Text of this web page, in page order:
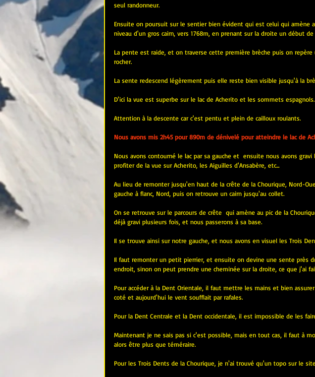
seul randonneur.
Ensuite on poursuit sur le sentier bien évident qui est celui qui amène
niveau d'un gros cairn, vers 1768m, en prenant sur la droite un début de
La pente est raide, et on traverse cette première brèche puis on
rocher.
La sente redescend légèrement puis elle reste bien visible jusqu'à la
D'ici la vue est superbe sur le lac de Acherito et les sommets espagnols.
Attention à la descente car c'est pentu et plein de cailloux roulants.
Nous avons mis 2h45 pour 890m de dénivelé pour atteindre le lac de
Nous avons contourné le lac par sa gauche et  ensuite nous avons
profiter de la vue sur Acherito, les Aiguilles d'Ansabère, etc...
Au lieu de remonter jusqu'en haut de la crête de la Chourique, Nord-
gauche à flanc, Nord, puis on retrouve un cairn jusqu'au collet.
On se retrouve sur le parcours de crête  qui amène au pic de la
déjà gravi plusieurs fois, et nous passerons à sa base.
Il se trouve ainsi sur notre gauche, et nous avons en visuel les Trois
Il faut remonter un petit pierrier, et ensuite on devine une sente près
endroit, sinon on peut prendre une cheminée sur la droite, ce que j'ai
Pour accéder à la Dent Orientale, il faut mettre les mains et bien
coté et aujourd'hui le vent soufflait par rafales.
Pour la Dent Centrale et la Dent occidentale, il est impossible de les
Maintenant je ne sais pas si c'est possible, mais en tout cas, il faut à
alors être plus que téméraire.
Pour les Trois Dents de la Chourique, je n'ai trouvé qu'un topo sur le